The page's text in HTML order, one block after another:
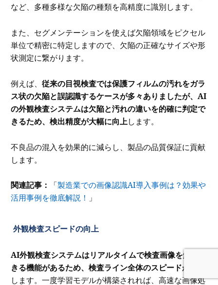
など、多種多様な欠陥の種類を高精度に識別します。
また、セグメンテーションを使えば欠陥領域をピクセル
単位で精密に特定しますので、欠陥の正確なサイズや形
状測定に繋がります。
例えば、従来の目視検査では保護フィルムの汚れをガラ
ス状の欠陥と誤認識するケースが多々ありましたが、AI
の外観検査システムは欠陥と汚れの違いを的確に判定で
きるため、検出精度が大幅に向上します。
不良品の混入を効果的に減らし、製品の品質保証に貢献
します。
関連記事： 「製造業での画像認識AI導入事例は？効果や
活用事例を徹底解説！ 」
外観検査スピードの向上
AI外観検査システムはリアルタイムで検査画像を解析で
きる機能があるため、検査ライン全体のスピードが向上
します。一度学習モデルが構築されれば、高速な画像処